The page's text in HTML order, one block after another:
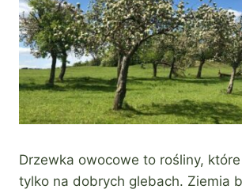
Drzewka owocowe to rośliny,
tylko na dobrych glebach. Ziemia